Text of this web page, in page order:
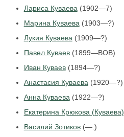
Лариса Куваева(1902—7)
Марина Куваева(1903—?)
Лукия Куваева(1909—?)
Павел Куваев(1899—ВОВ)
Иван Куваев(1894—?)
Анастасия Куваева(1920—?)
Анна Куваева(1922—?)
Екатерина Крюкова (Куваева)
Василий Зотиков(—:)